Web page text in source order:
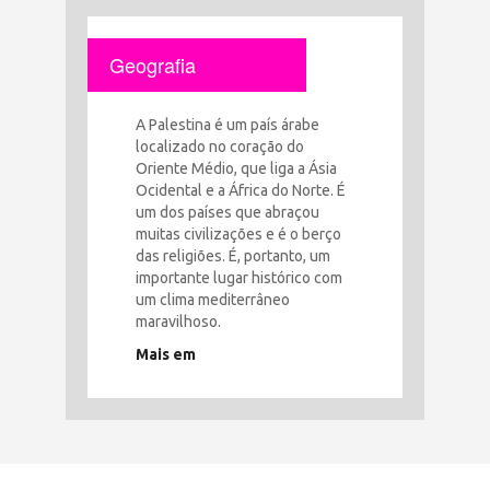
Geografia
A Palestina é um país árabe
localizado no coração do
Oriente Médio, que liga a Ásia
Ocidental e a África do Norte. É
um dos países que abraçou
muitas civilizações e é o berço
das religiões. É, portanto, um
importante lugar histórico com
um clima mediterrâneo
maravilhoso.
Mais em